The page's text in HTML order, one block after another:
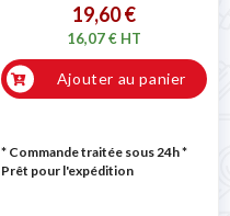
19,60 €
16,07 € HT
Ajouter au panier
* Commande traitée sous 24h*
Prêt pour l'expédition